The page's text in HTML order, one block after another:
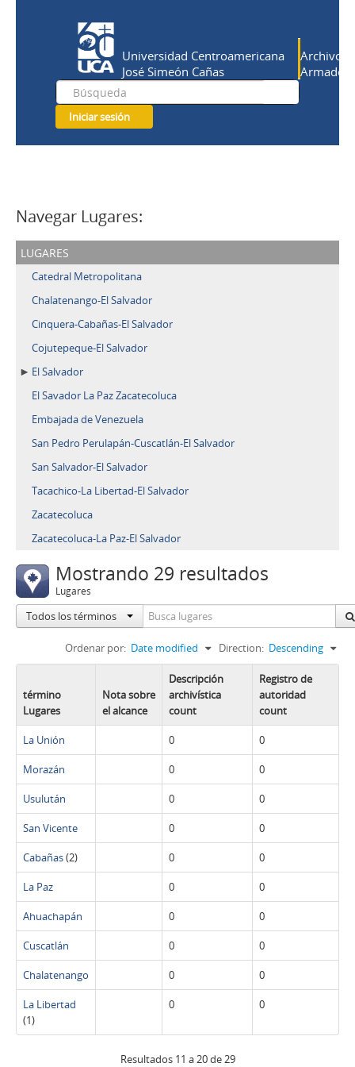
Universidad Centroamericana
José Simeón Cañas
Archivo
Armado
Iniciar sesión
Navegar Lugares:
lugares
Catedral Metropolitana
Chalatenango-El Salvador
Cinquera-Cabañas-El Salvador
Cojutepeque-El Salvador
El Salvador
El Savador La Paz Zacatecoluca
Embajada de Venezuela
San Pedro Perulapán-Cuscatlán-El Salvador
San Salvador-El Salvador
Tacachico-La Libertad-El Salvador
Zacatecoluca
Zacatecoluca-La Paz-El Salvador
Mostrando 29 resultados
Lugares
Todos los términos
Ordenar por: Date modified Direction: Descending
término
Lugares
Nota sobre
el alcance
Descripción
archivística
count
Registro de
autoridad
count
La Unión 0 0
Morazán 0 0
Usulután 0 0
San Vicente 0 0
Cabañas(2) 0 0
La Paz 0 0
Ahuachapán 0 0
Cuscatlán 0 0
Chalatenango 0 0
La Libertad
(1)
0 0
Resultados 11 a 20 de 29